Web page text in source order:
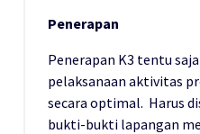
Penerapan
Penerapan K3 tentu
pelaksanaan aktivitas
secara optimal. Harus
bukti-bukti lapangan